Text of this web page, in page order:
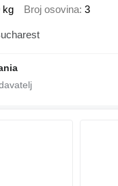
kg Broj osovina 3